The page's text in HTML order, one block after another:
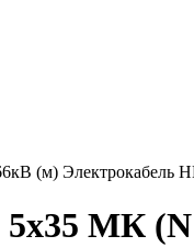
(м) Электрокабель
МК (N